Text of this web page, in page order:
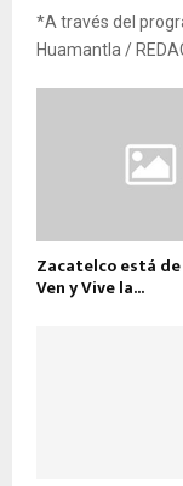
*A través del
Huamantla /
Zacatelco está
Ven y Vive la...